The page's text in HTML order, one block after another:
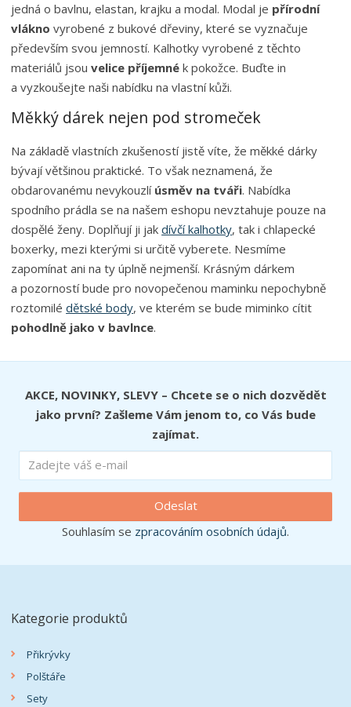
jedná o bavlnu, elastan, krajku a modal. Modal je přírodní
vlákno vyrobené z bukové dřeviny, které se vyznačuje
především svou jemností. Kalhotky vyrobené z těchto
materiálů jsouvelice příjemné k pokožce. Buďte in
a vyzkoušejte naši nabídku na vlastní kůži.
Měkký dárek nejen pod stromeček
Na základě vlastních zkušeností jistě víte, že měkké dárky
bývají většinou praktické. To však neznamená, že
obdarovanému nevykouzlí úsměv na tváři. Nabídka
spodního prádla se na našem eshopu nevztahuje pouze na
dospělé ženy. Doplňují ji jakdívčí kalhotky, tak i chlapecké
boxerky, mezi kterými si určitě vyberete. Nesmíme
zapomínat ani na ty úplně nejmenší. Krásným dárkem
a pozorností bude pro novopečenou maminku nepochybně
roztomilédětské body, ve kterém se bude miminko cítit
pohodlně jako v bavlnce.
AKCE, NOVINKY, SLEVY – Chcete se o nich dozvědět
jako první? Zašleme Vám jenom to, co Vás bude
zajímat.
Odeslat
Souhlasím se zpracováním osobních údajů.
Kategorie produktů
Přikrývky
Polštáře
Sety